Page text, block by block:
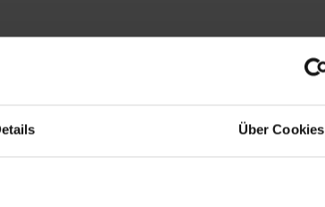
Über Cookies